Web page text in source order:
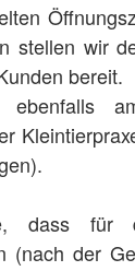
stellen wir
bereit.
ebenfalls
dass für
(nach der